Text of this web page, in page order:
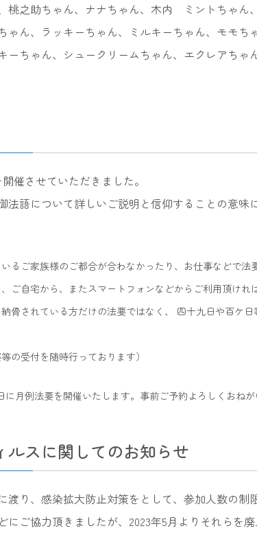
桃之助ちゃん、ナナちゃん、木内 ミントちゃ
ゃん、ラッキーちゃん、ミルキーちゃん、モモち
ーちゃん、シュークリームちゃん、エクレアち
催させていただきました。
法語について詳しいご説明と信仰することの意味
るご家族様のご都合が合わなかったり、お仕事などで法
ご自宅から、またスマートフォンなどからご利用頂けれ
骨されている方だけの法要ではなく、 四十九日や百ケ
の受付を随時行っております）
月例法要を開催いたします。事前ご予約よろしくおねが
スに関してのお知らせ
渡り、感染拡大防止対策をとして、参加人数の制
にご協力頂きましたが、2023年5月よりそれらを